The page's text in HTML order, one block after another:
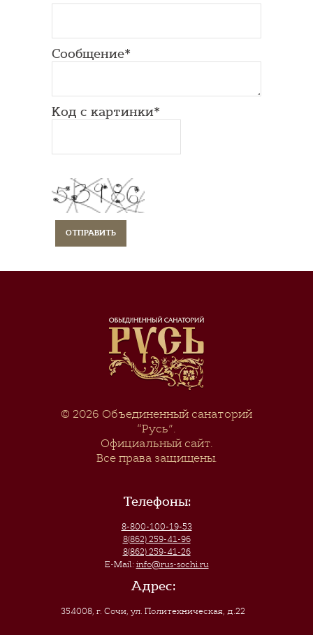
Сообщение*
Код с картинки*
© 2026 Объединенный санаторий
“Русь”.
Официальный сайт.
Все права защищены.
Телефоны:
8-800-100-19-53
8(862) 259-41-96
8(862) 259-41-26
E-Mail: info@rus-sochi.ru
Адрес:
354008, г. Сочи,ул. Политехническая, д.22